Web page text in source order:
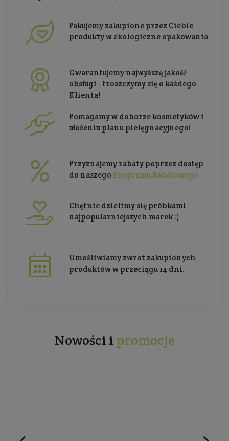
Pakujemy zakupione przez Ciebie
produkty w ekologiczne opakowania
Gwarantujemy najwyższą jakość
obsługi - troszczymy się o każdego
Klienta!
Pomagamy w doborze kosmetyków i
ułożeniu planu pielęgnacyjnego!
Przyznajemy rabaty poprzez dostęp
do naszego Programu Rabatowego
Chętnie dzielimy się próbkami
najpopularniejszych marek :)
Umożliwiamy zwrot zakupionych
produktów w przeciągu 14 dni.
Nowości i promocje